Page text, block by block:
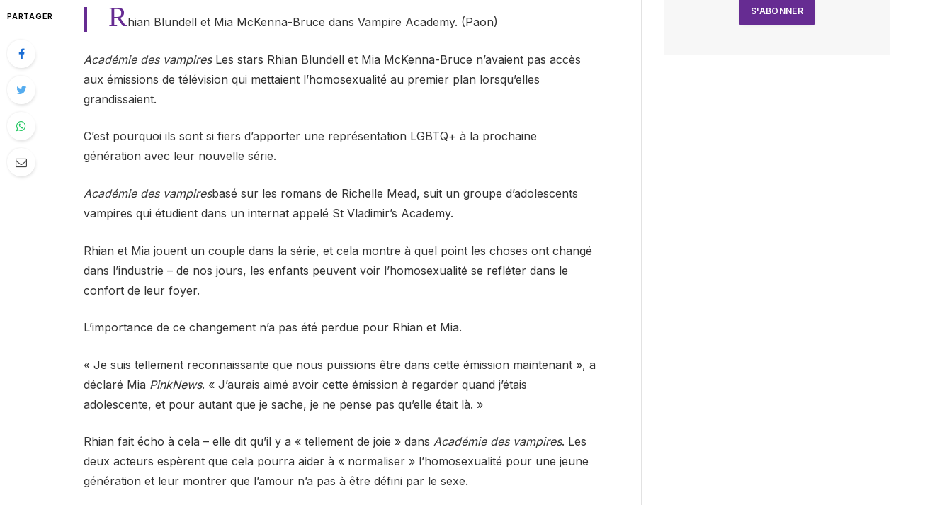
PARTAGER Rhian Blundell et Mia McKenna-Bruce dans Vampire Academy. (Paon)
Académie des vampires Les stars Rhian Blundell et Mia McKenna-Bruce n’avaient pas accès
aux émissions de télévision qui mettaient l’homosexualité au premier plan lorsqu’elles
grandissaient.
C’est pourquoi ils sont si fiers d’apporter une représentation LGBTQ+ à la prochaine
génération avec leur nouvelle série.
Académie des vampiresbasé sur les romans de Richelle Mead, suit un groupe d’adolescents
vampires qui étudient dans un internat appelé St Vladimir’s Academy.
Rhian et Mia jouent un couple dans la série, et cela montre à quel point les choses ont changé
dans l’industrie – de nos jours, les enfants peuvent voir l’homosexualité se refléter dans le
confort de leur foyer.
L’importance de ce changement n’a pas été perdue pour Rhian et Mia.
« Je suis tellement reconnaissante que nous puissions être dans cette émission maintenant », a
déclaré Mia PinkNews. « J’aurais aimé avoir cette émission à regarder quand j’étais
adolescente, et pour autant que je sache, je ne pense pas qu’elle était là. »
Rhian fait écho à cela – elle dit qu’il y a « tellement de joie » dans Académie des vampires. Les
deux acteurs espèrent que cela pourra aider à « normaliser » l’homosexualité pour une jeune
génération et leur montrer que l’amour n’a pas à être défini par le sexe.